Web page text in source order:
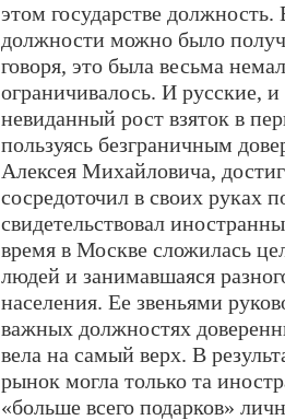
этом государстве должность.
должности можно было
говоря, это была весьма
ограничивалось. И русские,
невиданный рост взяток в
пользуясь безграничным
Алексея Михайловича,
сосредоточил в своих руках
свидетельствовал
время в Москве сложилась
людей и занимавшаяся
населения. Ее звеньями
важных должностях
вела на самый верх. В
рынок могла только та
«больше всего подарков»